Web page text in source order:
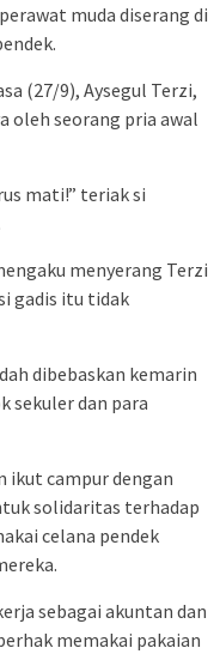
muda diserang di
(27/9), Aysegul Terzi,
oleh seorang pria awal
mati!” teriak si
menyerang Terzi
gadis itu tidak
dibebaskan kemarin
sekuler dan para
ikut campur dengan
solidaritas terhadap
celana pendek
sebagai akuntan dan
memakai pakaian